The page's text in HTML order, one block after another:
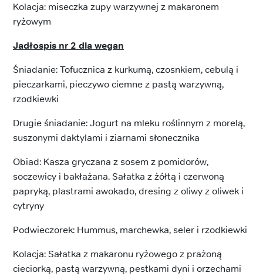
Kolacja: miseczka zupy warzywnej z makaronem
ryżowym
Jadłospis nr 2 dla wegan
Śniadanie: Tofucznica z kurkumą, czosnkiem, cebulą i
pieczarkami, pieczywo ciemne z pastą warzywną,
rzodkiewki
Drugie śniadanie: Jogurt na mleku roślinnym z morelą,
suszonymi daktylami i ziarnami słonecznika
Obiad: Kasza gryczana z sosem z pomidorów,
soczewicy i bakłażana. Sałatka z żółtą i czerwoną
papryką, plastrami awokado, dresing z oliwy z oliwek i
cytryny
Podwieczorek: Hummus, marchewka, seler i rzodkiewki
Kolacja: Sałatka z makaronu ryżowego z prażoną
cieciorką, pastą warzywną, pestkami dyni i orzechami